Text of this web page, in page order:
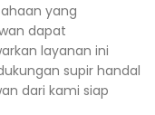
yang
dapat
layanan ini
supir handal
dari kami siap